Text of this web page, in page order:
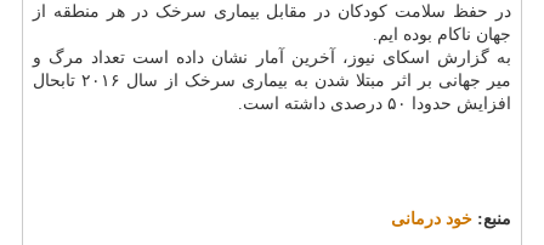
در حفظ سلامت کودکان در مقابل بیماری سرخک در هر منطقه از
جهان ناکام بوده ایم.
به گزارش اسکای نیوز، آخرین آمار نشان داده است تعداد مرگ و
میر جهانی بر اثر مبتلا شدن به بیماری سرخک از سال ۲۰۱۶ تابحال
افزایش حدودا ۵۰ درصدی داشته است.
منبع: خود درمانی